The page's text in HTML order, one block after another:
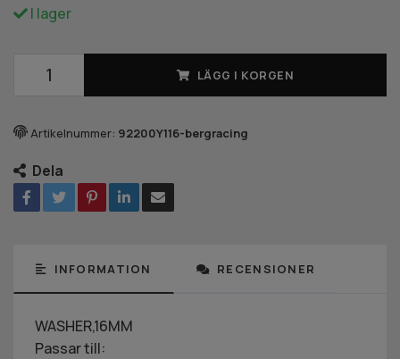
I lager
LÄGG I KORGEN
Artikelnummer: 92200Y116-bergracing
Dela
INFORMATION RECENSIONER
WASHER,16MM
Passar till: